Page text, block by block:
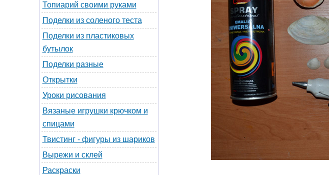
Топиарий своими руками
Поделки из соленого теста
Поделки из пластиковых
бутылок
Поделки разные
Открытки
Уроки рисования
Вязаные игрушки крючком и
спицами
Твистинг - фигуры из шариков
Вырежи и склей
Раскраски